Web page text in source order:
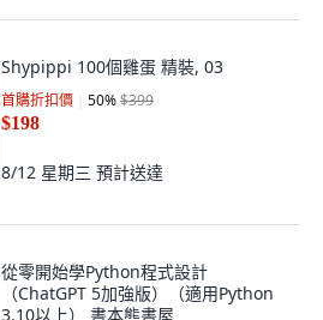
Shypippi 100個雞蛋 精裝, 03
首購折扣價 50%$399
$198
8/12 星期三 預計送達
從零開始學Python程式設計
（ChatGPT 5加強版）（適用Python
3.10以上） 書本熊書屋